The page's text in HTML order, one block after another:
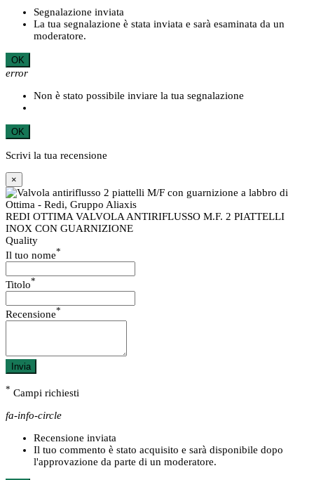
Segnalazione inviata
La tua segnalazione è stata inviata e sarà esaminata da un
moderatore.
OK
error
Non è stato possibile inviare la tua segnalazione
OK
Scrivi la tua recensione
×
REDI OTTIMA VALVOLA ANTIRIFLUSSO M.F. 2 PIATTELLI
INOX CON GUARNIZIONE
Quality
Il tuo nome*
Titolo*
Recensione*
Invia
* Campi richiesti
fa-info-circle
Recensione inviata
Il tuo commento è stato acquisito e sarà disponibile dopo
l'approvazione da parte di un moderatore.